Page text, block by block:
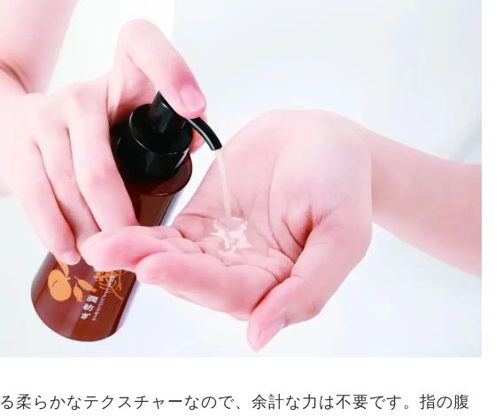
柔らかなテクスチャーなので、余計な力は不要です。指の腹